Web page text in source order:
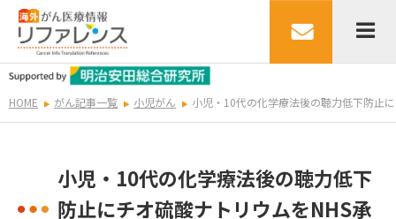
HOME がん記事一覧 小児がん 小児・10代の化学療法後の聴力低下防止
小児・10代の化学療法後の聴力低下
防止にチオ硫酸ナトリウムをNHS承